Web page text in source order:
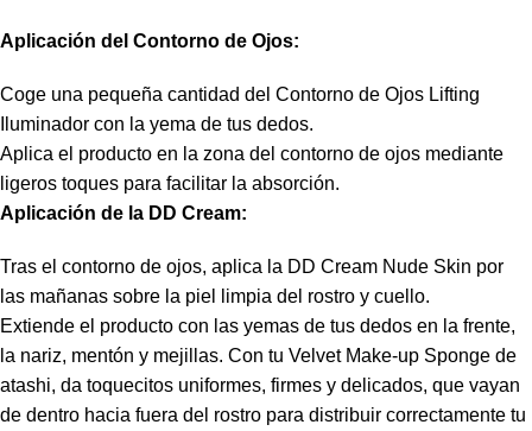
Aplicación del Contorno de Ojos:
Coge una pequeña cantidad del Contorno de Ojos Lifting
Iluminador con la yema de tus dedos.
Aplica el producto en la zona del contorno de ojos mediante
ligeros toques para facilitar la absorción.
Aplicación de la DD Cream:
Tras el contorno de ojos, aplica la DD Cream Nude Skin por
las mañanas sobre la piel limpia del rostro y cuello.
Extiende el producto con las yemas de tus dedos en la frente,
la nariz, mentón y mejillas. Con tu Velvet Make-up Sponge de
atashi, da toquecitos uniformes, firmes y delicados, que vayan
de dentro hacia fuera del rostro para distribuir correctamente tu